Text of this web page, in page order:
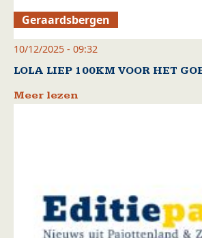
Geraardsbergen
10/12/2025 - 09:32
LOLA LIEP 100KM VOOR HET
Meer lezen